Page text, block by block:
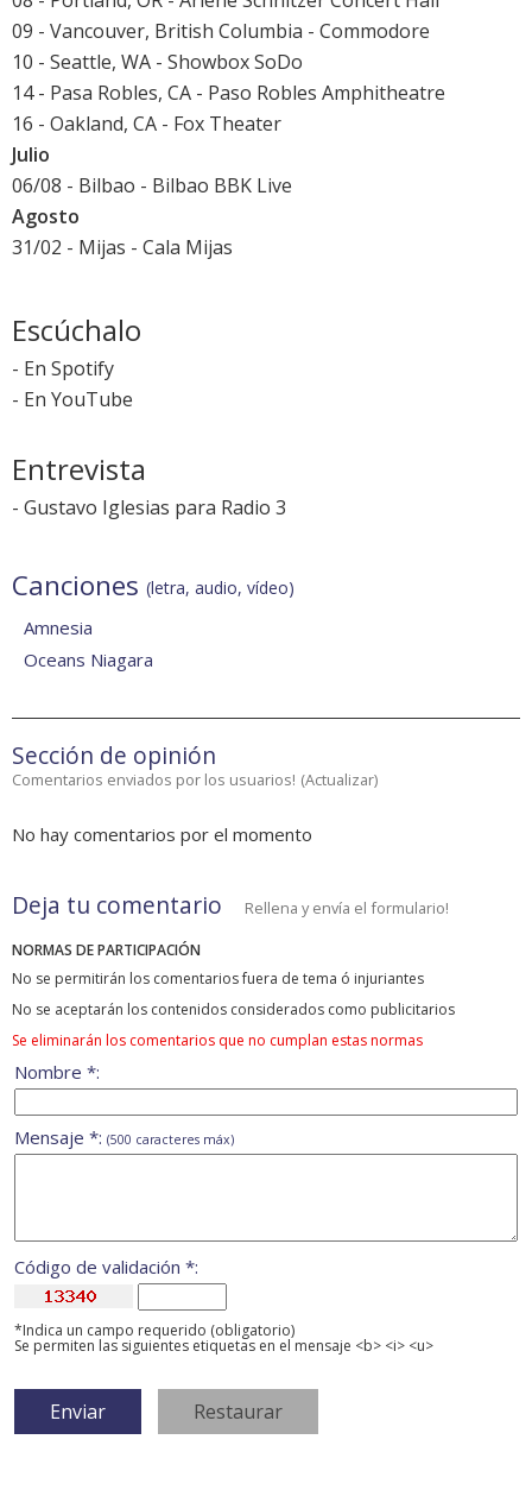
09 - Vancouver, British Columbia - Commodore
10 - Seattle, WA - Showbox SoDo
14 - Pasa Robles, CA - Paso Robles Amphitheatre
16 - Oakland, CA - Fox Theater
Julio
06/08 - Bilbao - Bilbao BBK Live
Agosto
31/02 - Mijas - Cala Mijas
Escúchalo
- En Spotify
- En YouTube
Entrevista
- Gustavo Iglesias para Radio 3
Canciones (letra, audio, vídeo)
Amnesia
Oceans Niagara
Sección de opinión
Comentarios enviados por los usuarios! (Actualizar)
No hay comentarios por el momento
Deja tu comentario Rellena y envía el formulario!
NORMAS DE PARTICIPACIÓN
No se permitirán los comentarios fuera de tema ó injuriantes
No se aceptarán los contenidos considerados como publicitarios
Se eliminarán los comentarios que no cumplan estas normas
Nombre *:
Mensaje *: (500 caracteres máx)
Código de validación *:
*Indica un campo requerido (obligatorio)
Se permiten las siguientes etiquetas en el mensaje <b> <i> <u>